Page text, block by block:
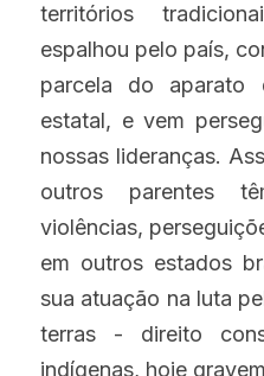
territórios
espalhou pelo país,
parcela do aparato
estatal, e vem
nossas lideranças.
outros parentes
violências,
em outros estados
sua atuação na luta
terras - direito
indígenas, hoje